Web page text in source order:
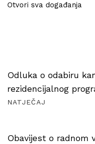
Otvori sva događanja
Odluka o odabiru
rezidencijalnog
NATJEČAJ
Obavijest o radnom